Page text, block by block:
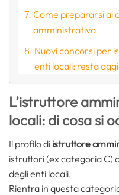
Come prepararsi ai
amministrativo
Nuovi concorsi per
enti locali: resta
L’istruttore
locali: di cosa si
Il profilo di istruttore
istruttori (ex categoria C)
degli enti locali.
Rientra in questa